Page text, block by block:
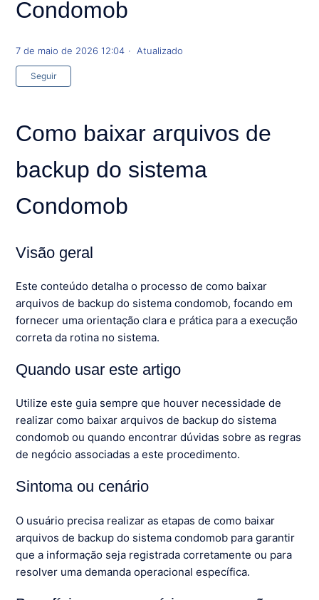
Condomob
7 de maio de 2026 12:04 Atualizado
Seguir
Como baixar arquivos de
backup do sistema
Condomob
Visão geral
Este conteúdo detalha o processo de como baixar
arquivos de backup do sistema condomob, focando em
fornecer uma orientação clara e prática para a execução
correta da rotina no sistema.
Quando usar este artigo
Utilize este guia sempre que houver necessidade de
realizar como baixar arquivos de backup do sistema
condomob ou quando encontrar dúvidas sobre as regras
de negócio associadas a este procedimento.
Sintoma ou cenário
O usuário precisa realizar as etapas de como baixar
arquivos de backup do sistema condomob para garantir
que a informação seja registrada corretamente ou para
resolver uma demanda operacional específica.